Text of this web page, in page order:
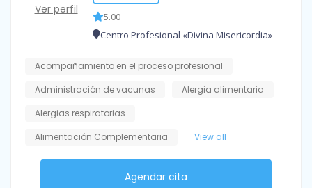
Ver perfil
5.00
Centro Profesional «Divina Misericordia»
Acompañamiento en el proceso profesional
Administración de vacunas
Alergia alimentaria
Alergias respiratorias
Alimentación Complementaria
View all
Agendar cita